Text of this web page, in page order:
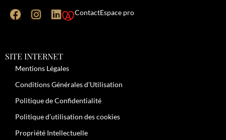
ContactEspace pro
SITE INTERNET
Mentions Légales
Conditions Générales d’Utilisation
Politique de Confidentialité
Politique d’utilisation des cookies
Propriété Intellectuelle